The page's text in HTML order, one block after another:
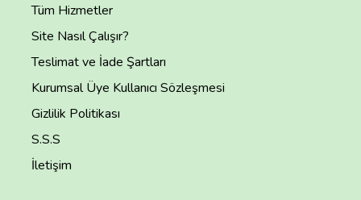
Tüm Hizmetler
Site Nasıl Çalışır?
Teslimat ve İade Şartları
Kurumsal Üye Kullanıcı Sözleşmesi
Gizlilik Politikası
S.S.S
İletişim